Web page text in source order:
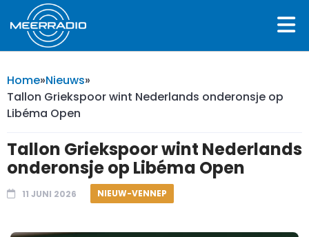
Home»Nieuws»
Tallon Griekspoor wint Nederlands onderonsje op
Libéma Open
Tallon Griekspoor wint Nederlands
onderonsje op Libéma Open
11 JUNI 2026 NIEUW-VENNEP